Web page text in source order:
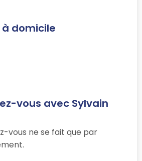
domicile
vous avec Sylvain
vous ne se fait que par